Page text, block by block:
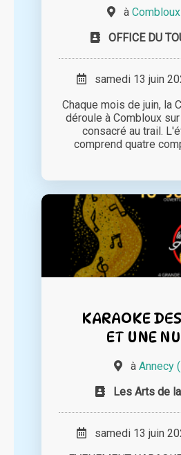
à
OFFICE DU
samedi 13 juin
Chaque mois de juin, la
déroule à Combloux
consacré au trail.
comprend quatre
KARAOKE
ET UNE
à Annecy
Les Arts de
samedi 13 juin